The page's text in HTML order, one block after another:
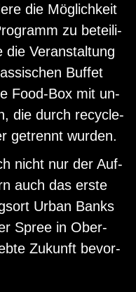
die Mög­lich­keit
zu be­tei­li­
die Ver­an­stal­tung
Buf­fet
Food-Box mit un­
die durch re­cy­cle­
ge­trennt wur­den.
nicht nur der Auf­
auch das erste
Urban Banks
Spree in Ober­
Zu­kunft be­vor­